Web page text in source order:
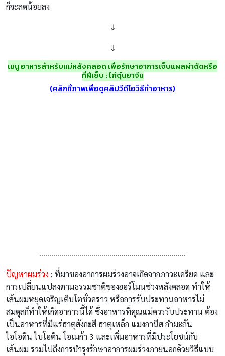
ก็จะลดน้อยลง
⇓
⇓
เมนู อาหารสำหรับแม่หลังคลอด เพื่อรักษาอาการเจ็บแผลผ่าตัดหรือ
ที่ฝีเย็บ : ไก่ตุ๋นยาจีน
(คลิกที่ภาพเพื่อดูคลิปวีดีโอวิธีทำอาหาร)
⇓
⇓
เมนูอาหารสำหรับแม่หลังคลอด เพื่อแก้ปัญหาผมร่วง:ปลาแซลมอน
ผัดบร็อคโคลี่
(คลิกที่ภาพเพื่อดูคลิปวีดีโอวิธีทำอาหาร)